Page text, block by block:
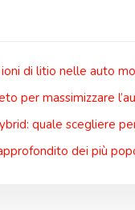
di litio nelle auto
per massimizzare
quale scegliere
dei più